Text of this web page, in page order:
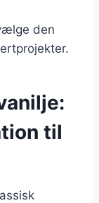
den
til